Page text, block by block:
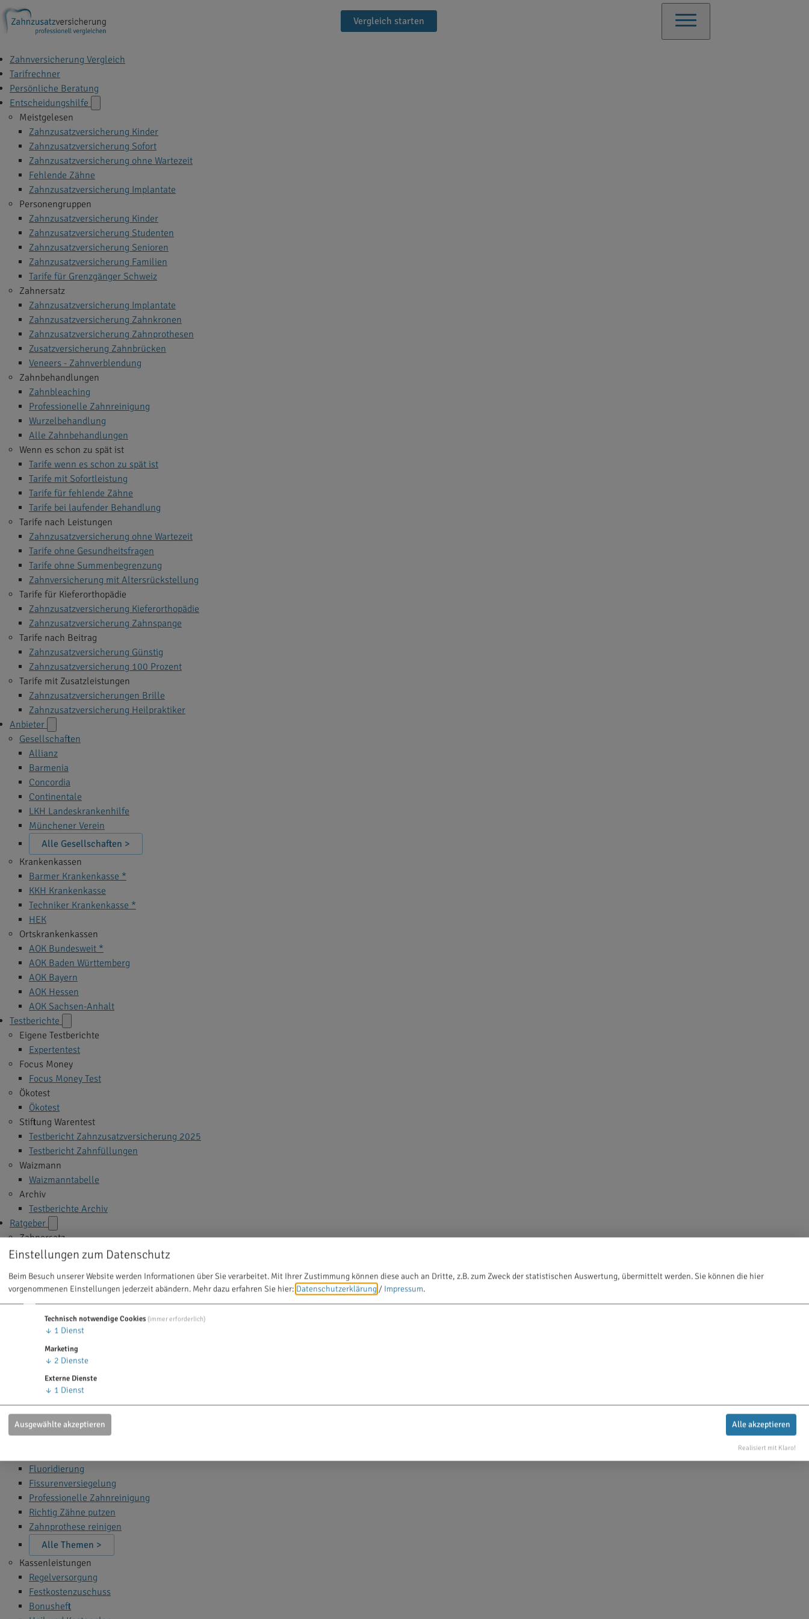
Vergleich starten
Zahnversicherung Vergleich
Tarifrechner
Persönliche Beratung
Entscheidungshilfe
Meistgelesen
Zahnzusatzversicherung Kinder
Zahnzusatzversicherung Sofort
Zahnzusatzversicherung ohne Wartezeit
Fehlende Zähne
Zahnzusatzversicherung Implantate
Personengruppen
Zahnzusatzversicherung Kinder
Zahnzusatzversicherung Studenten
Zahnzusatzversicherung Senioren
Zahnzusatzversicherung Familien
Tarife für Grenzgänger Schweiz
Zahnersatz
Zahnzusatzversicherung Implantate
Zahnzusatzversicherung Zahnkronen
Zahnzusatzversicherung Zahnprothesen
Zusatzversicherung Zahnbrücken
Veneers - Zahnverblendung
Zahnbehandlungen
Zahnbleaching
Professionelle Zahnreinigung
Wurzelbehandlung
Alle Zahnbehandlungen
Wenn es schon zu spät ist
Tarife wenn es schon zu spät ist
Tarife mit Sofortleistung
Tarife für fehlende Zähne
Tarife bei laufender Behandlung
Tarife nach Leistungen
Zahnzusatzversicherung ohne Wartezeit
Tarife ohne Gesundheitsfragen
Tarife ohne Summenbegrenzung
Zahnversicherung mit Altersrückstellung
Tarife für Kieferorthopädie
Zahnzusatzversicherung Kieferorthopädie
Zahnzusatzversicherung Zahnspange
Tarife nach Beitrag
Zahnzusatzversicherung Günstig
Zahnzusatzversicherung 100 Prozent
Tarife mit Zusatzleistungen
Zahnzusatzversicherungen Brille
Zahnzusatzversicherung Heilpraktiker
Anbieter
Gesellschaften
Allianz
Barmenia
Concordia
Continentale
LKH Landeskrankenhilfe
Münchener Verein
Alle Gesellschaften >
Krankenkassen
Barmer Krankenkasse *
KKH Krankenkasse
Techniker Krankenkasse *
HEK
Ortskrankenkassen
AOK Bundesweit *
AOK Baden Württemberg
AOK Bayern
AOK Hessen
AOK Sachsen-Anhalt
Testberichte
Eigene Testberichte
Expertentest
Focus Money
Focus Money Test
Ökotest
Ökotest
Stiftung Warentest
Testbericht Zahnzusatzversicherung 2025
Testbericht Zahnfüllungen
Waizmann
Waizmanntabelle
Archiv
Testberichte Archiv
Ratgeber
Zahnersatz
Implantate
Zahnkrone
Zahnbrücke
Alle Themen >
Zahnbehandlung
Zahn Bleaching
Zahnfüllung
Zahnspange
Wurzelbehandlung
Narkose beim Zahnarzt
Alle Themen >
Fluoridierung
Fissurenversiegelung
Professionelle Zahnreinigung
Richtig Zähne putzen
Zahnprothese reinigen
Alle Themen >
Kassenleistungen
Regelversorgung
Festkostenzuschuss
Bonusheft
Einstellungen zum Datenschutz
Beim Besuch unserer Website werden Informationen über Sie verarbeitet. Mit Ihrer Zustimmung können diese auch an Dritte, z.B. zum Zweck der statistischen Auswertung, übermittelt werden. Sie können die hier
vorgenommenen Einstellungen jederzeit abändern. Mehr dazu erfahren Sie hier: Datenschutzerklärung / Impressum.
Technisch notwendige Cookies (immer erforderlich)
↓ 1 Dienst
Marketing
↓ 2 Dienste
Externe Dienste
↓ 1 Dienst
Ausgewählte akzeptieren Alle akzeptieren
Realisiert mit Klaro!